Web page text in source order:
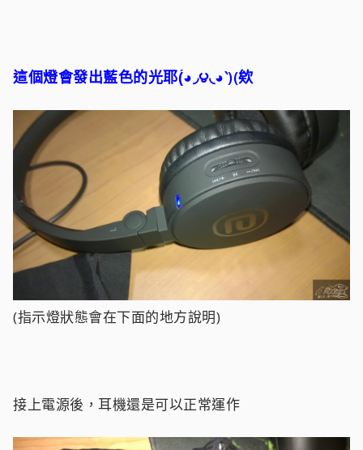
這個燈會發出藍色的光耶(́◕◞౪◟◕‵)(欸
(指示燈狀態會在下面的地方說明)
接上電源後，耳機還是可以正常運作